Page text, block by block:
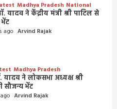
Madhya Pradesh National
यादव ने केंद्रीय मंत्री श्री पाटिल से
ago Arvind Rajak
Madhya Pradesh
यादव ने लोकसभा अध्यक्ष श्री
सौजन्य भेंट
Arvind Rajak